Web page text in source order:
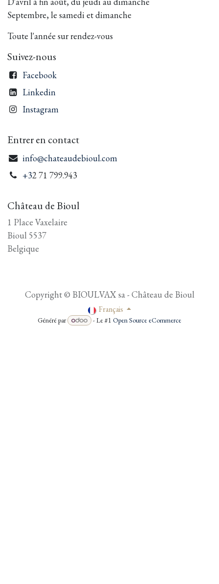
Septembre, le samedi et dimanche
Toute l'année sur rendez-vous
Suivez-nous
Facebook
Linkedin
Instagram
Entrer en contact
info@chateaudebioul.com
+32 71 799.943
Château de Bioul
1 Place Vaxelaire
Bioul 5537
Belgique
Copyright © BIOULVAX sa - Château de Bioul
Français
Généré par - Le #1 Open Source eCommerce